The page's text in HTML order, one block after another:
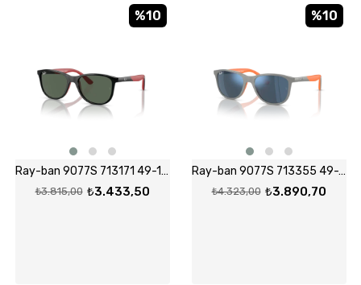
Ray-ban 9077S 713171 49-16 Güneş Gözlüğü
₺3.433,50
₺3.815,00
%10
Ray-ban 9077S 713355 49-16 Güneş Gözlüğü
₺3.890,70
₺4.323,00
%10